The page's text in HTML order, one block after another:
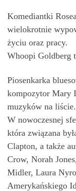
Komediantki
wielokrotnie
życiu oraz pracy.
Whoopi Goldberg
Piosenkarka
kompozytor Mary
muzyków na liście.
W nowoczesnej
która związana
Clapton, a także
Crow, Norah
Midler, Laura
Amerykańskiego